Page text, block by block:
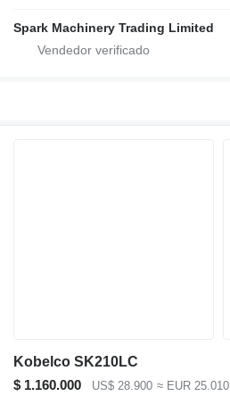
Spark Machinery Trading Limited
Kobelco SK210LC
$ 1.160.000
US$ 28.900 ≈ EUR 25.010